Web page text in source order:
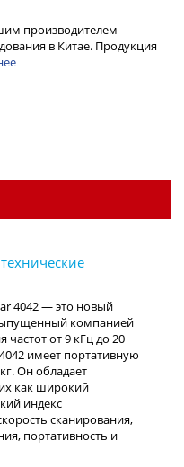
производителем
в Китае. Продукция
4042 — это новый
компанией
частот от 9 кГц до 20
имеет портативную
Он обладает
как широкий
индекс
сканирования,
портативность и